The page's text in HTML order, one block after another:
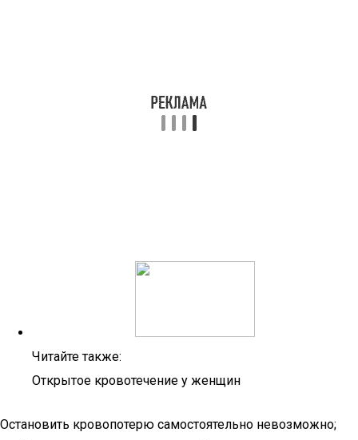
Читайте также:
Открытое кровотечение у женщин
Остановить кровопотерю самостоятельно невозможно;